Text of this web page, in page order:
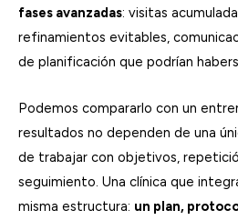
fases avanzadas: visitas
refinamientos evitables,
de planificación que podrían
Podemos compararlo con un
resultados no dependen de una
de trabajar con objetivos,
seguimiento. Una clínica que
misma estructura: un plan,